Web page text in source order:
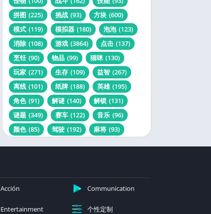
拼图 (225) 挑战 (93) 方块 (600)
模式 (119) 模拟器 (180) 泡泡 (123)
消除 (108) 游戏 (3864) 点击 (137)
烹饪 (90) 物品 (99) 猫咪 (130)
玩家 (271) 生存 (109) 益智 (267)
离线 (101) 纸牌 (188) 英雄 (195)
角色 (91) 解谜 (140) 解锁 (131)
谜题 (349) 赛车 (122) 音乐 (96)
颜色 (85) 驾驶 (192) 麻将 (93)
Acción Communication
Entertainment 个性定制